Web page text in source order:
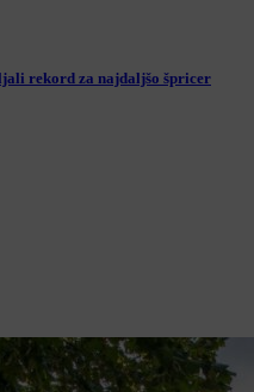
rekord za najdaljšo špricer